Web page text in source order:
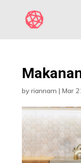
by riannam | Mar